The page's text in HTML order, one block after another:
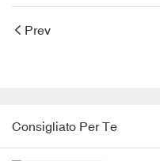
Prev
Consigliato Per Te